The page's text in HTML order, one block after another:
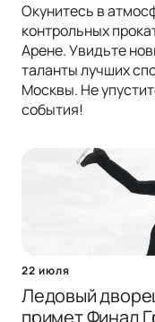
Окунитесь в
контрольных
Арене. Увидьте
таланты лучших
Москвы. Не
события!
22 июля
Ледовый